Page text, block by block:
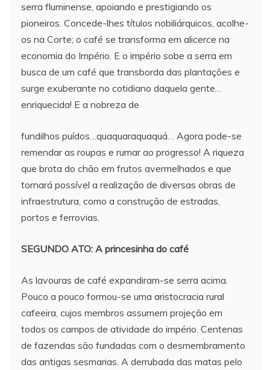
serra fluminense, apoiando e prestigiando os
pioneiros. Concede-lhes títulos nobiliárquicos, acolhe-
os na Corte; o café se transforma em alicerce na
economia do Império. E o império sobe a serra em
busca de um café que transborda das plantações e
surge exuberante no cotidiano daquela gente…
enriquecida! E a nobreza de
fundilhos puídos…quaquaraquaquá… Agora pode-se
remendar as roupas e rumar ao progresso! A riqueza
que brota do chão em frutos avermelhados e que
tornará possível a realização de diversas obras de
infraestrutura, como a construção de estradas,
portos e ferrovias.
SEGUNDO ATO: A princesinha do café
As lavouras de café expandiram-se serra acima.
Pouco a pouco formou-se uma aristocracia rural
cafeeira, cujos membros assumem projeção em
todos os campos de atividade do império. Centenas
de fazendas são fundadas com o desmembramento
das antigas sesmarias. A derrubada das matas pelo